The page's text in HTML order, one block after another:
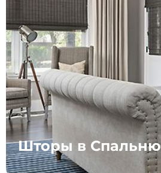
Шторы в Спальню